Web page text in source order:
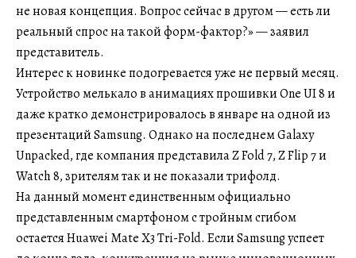
не новая концепция. Вопрос сейчас в другом — есть ли
реальный спрос на такой форм-фактор?» — заявил
представитель.
Интерес к новинке подогревается уже не первый месяц.
Устройство мелькало в анимациях прошивки One UI 8 и
даже кратко демонстрировалось в январе на одной из
презентаций Samsung. Однако на последнем Galaxy
Unpacked, где компания представила Z Fold 7, Z Flip 7 и
Watch 8, зрителям так и не показали трифолд.
На данный момент единственным официально
представленным смартфоном с тройным сгибом
остается Huawei Mate X3 Tri-Fold. Если Samsung успеет